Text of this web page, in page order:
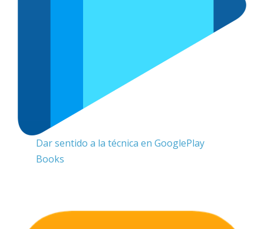
Dar sentido a la técnica en GooglePlay
Books